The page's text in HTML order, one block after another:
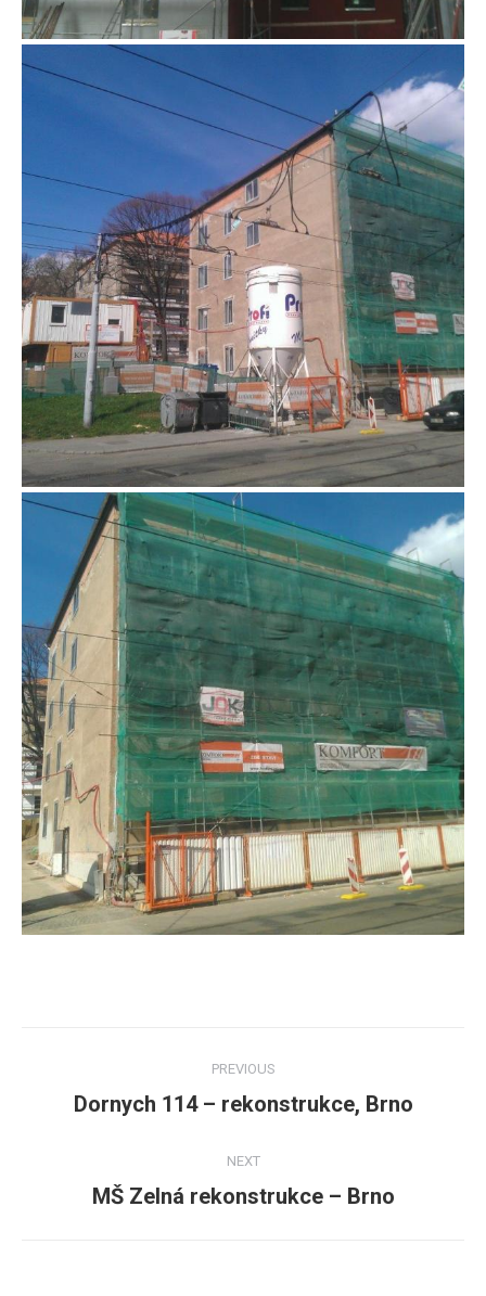
navigation
PREVIOUS
Previous
Dornych 114 – rekonstrukce, Brno
NEXT
Next
MŠ Zelná rekonstrukce – Brno